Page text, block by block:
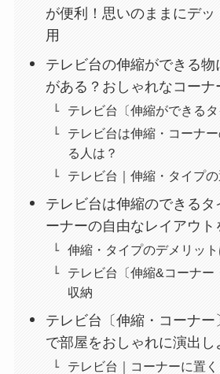
が便利！思いのままにデ
用
テレビ台の伸縮ができる
がある？おしゃれなコーナ
テレビ台〔伸縮ができる
テレビ台は伸縮・コーナ
る人は？
テレビ台｜伸縮・タイプ
テレビ台は伸縮のできるタ
ーナーの自由なレイアウ
伸縮・タイプのデメリッ
テレビ台〔伸縮&コーナー
収納
テレビ台〔伸縮・コーナー
で部屋をおしゃれに演出し
テレビ台｜コーナーに置